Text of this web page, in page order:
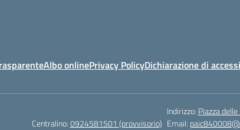
Albo onlinePrivacy PolicyDichiarazione di
Indirizzo: Piazza
Centralino:0924581501 (provvisorio) Email: